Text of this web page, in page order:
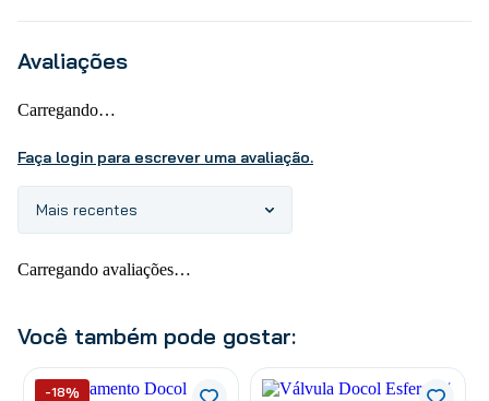
Avaliações
Carregando…
Faça login para escrever uma avaliação.
Mais recentes
Carregando avaliações…
Você também pode gostar:
-18%